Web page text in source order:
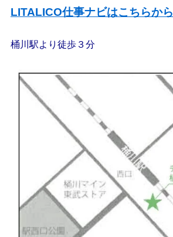
LITALICO仕事ナビはこちらから
桶川駅より徒歩３分